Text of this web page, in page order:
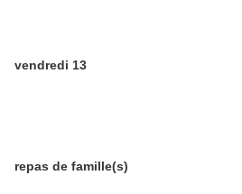
vendredi 13
repas de famille(s)